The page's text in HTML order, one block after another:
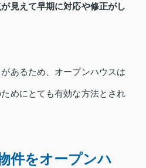
見えて早期に対応や修正がし
あるため、オープンハウスは
めにとても有効な方法とされ
件をオープンハ